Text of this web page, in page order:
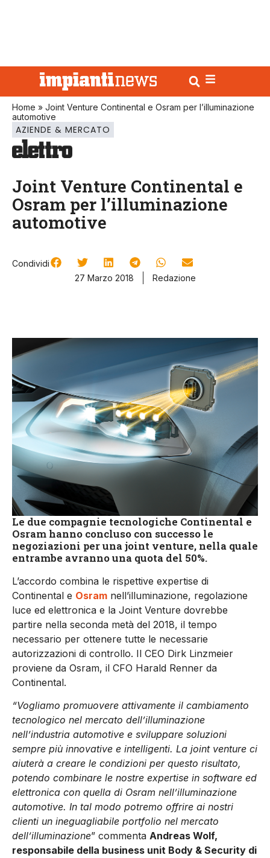
Home » Joint Venture Continental e Osram per l’illuminazione
automotive
AZIENDE & MERCATO
Joint Venture Continental e
Osram per l’illuminazione
automotive
Condividi
27 Marzo 2018
Redazione
Le due compagnie tecnologiche Continental e
Osram hanno concluso con successo le
negoziazioni per una joint venture, nella quale
entrambe avranno una quota del 50%.
L’accordo combina le rispettive expertise di
Continental e Osram nell’illuminazione, regolazione
luce ed elettronica e la Joint Venture dovrebbe
partire nella seconda metà del 2018, il tempo
necessario per ottenere tutte le necessarie
autorizzazioni di controllo. Il CEO Dirk Linzmeier
proviene da Osram, il CFO Harald Renner da
Continental.
“Vogliamo promuovere attivamente il cambiamento
tecnologico nel mercato dell’illuminazione
nell’industria automotive e sviluppare soluzioni
sempre più innovative e intelligenti. La joint venture ci
aiuterà a creare le condizioni per questo risultato,
potendo combinare le nostre expertise in software ed
elettronica con quella di Osram nell’illuminazione
automotive. In tal modo potremo offrire ai nostri
clienti un ineguagliabile portfolio nel mercato
dell’illuminazione” commenta Andreas Wolf,
responsabile della business unit Body & Security di